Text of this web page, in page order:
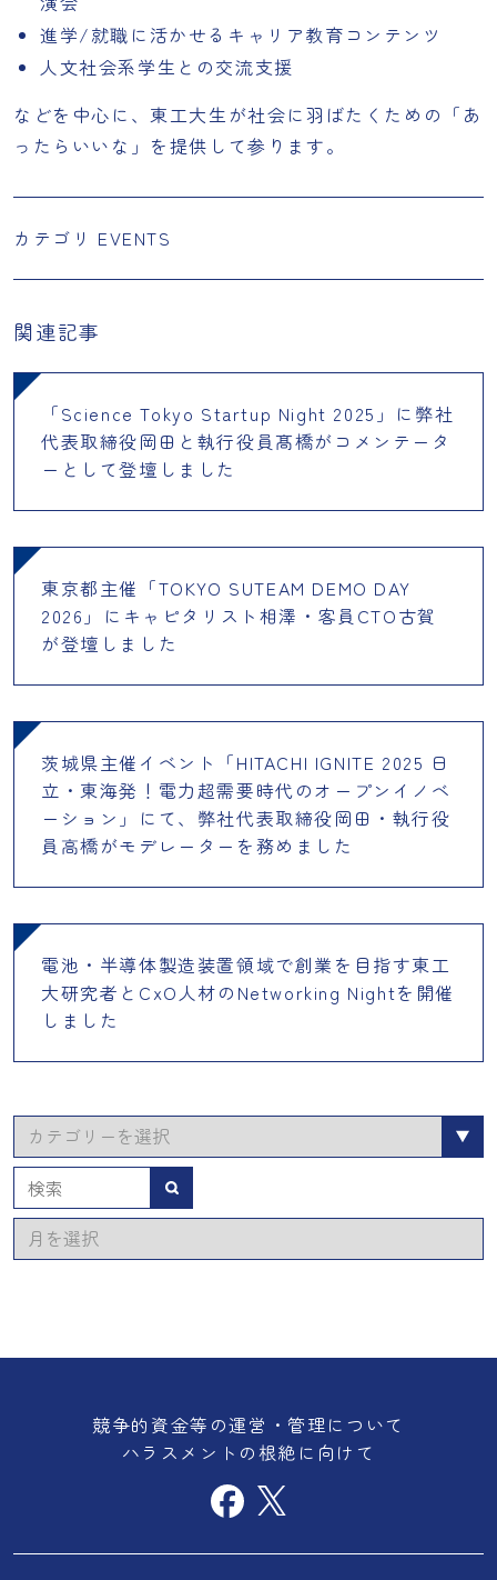
進学/就職に活かせるキャリア教育コンテンツ
人文社会系学生との交流支援
などを中心に、東工大生が社会に羽ばたくための「あ
ったらいいな」を提供して参ります。
カテゴリ EVENTS
関連記事
「Science Tokyo Startup Night 2025」に弊社
代表取締役岡田と執行役員髙橋がコメンテータ
ーとして登壇しました
東京都主催「TOKYO SUTEAM DEMO DAY
2026」にキャピタリスト相澤・客員CTO古賀
が登壇しました
茨城県主催イベント「HITACHI IGNITE 2025 日
立・東海発！電力超需要時代のオープンイノベ
ーション」にて、弊社代表取締役岡田・執行役
員高橋がモデレーターを務めました
電池・半導体製造装置領域で創業を目指す東工
大研究者とCxO人材のNetworking Nightを開催
しました
カ
テ
ゴ
リ
ー
ー
競争的資金等の運営・管理について
ハラスメントの根絶に向けて